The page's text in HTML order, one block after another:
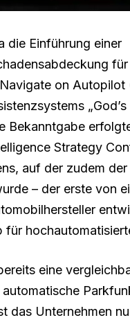
die Einführung einer
on Autopilot
„God’s
Bekanntgabe
Strategy
auf der zudem
– der erste von
für
eine
das Unternehmen